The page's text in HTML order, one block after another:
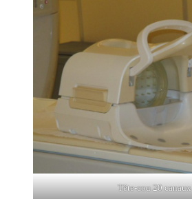
Tête-cou 20 canaux